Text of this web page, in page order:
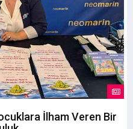
İlham Veren Bir